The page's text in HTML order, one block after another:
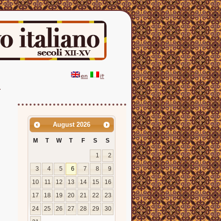
it
en
August 2026
M T W T F S S
1
2
3
4 5 6 7 8
9
10
11 12 13 14 15
16
17
18 19 20 21 22
23
24
25 26 27 28 29
30